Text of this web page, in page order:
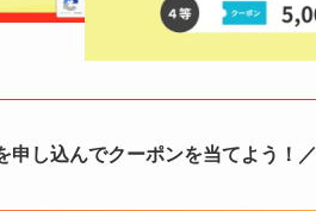
申し込んでクーポンを当てよう！／